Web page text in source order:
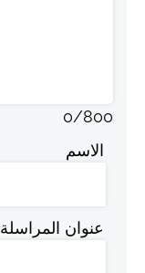
0/800
الاسم
عنوان المراسلة